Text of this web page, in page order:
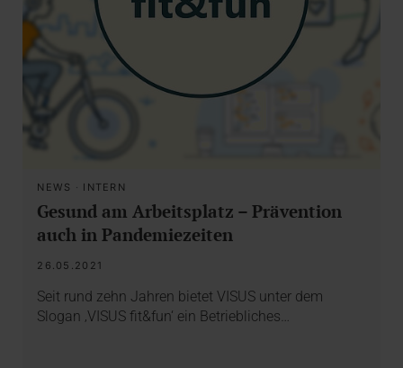
NEWS · INTERN
Gesund am Arbeitsplatz – Prävention
auch in Pandemiezeiten
26.05.2021
Seit rund zehn Jahren bietet VISUS unter dem
Slogan ‚VISUS fit&fun‘ ein Betriebliches…